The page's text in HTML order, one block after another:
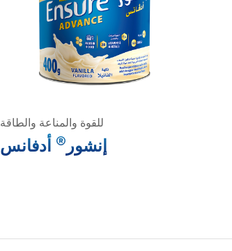
للقوة والمناعة والطاقة
إنشور ® أدفانس